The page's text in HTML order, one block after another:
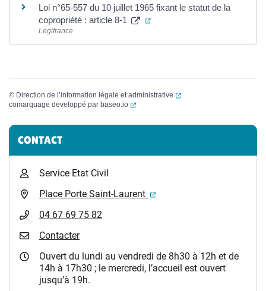
Loi n°65-557 du 10 juillet 1965 fixant le statut de la
copropriété : article 8-1
(ouverture dans un nouvel
Legifrance
© Direction de l’information légale et administrative
(ouverture dans un
comarquage developpé par baseo.io (ouverture dans un nouvel onglet)
Informations complémentaires
CONTACT
Service Etat Civil
Place Porte Saint-Laurent
(ouverture dans un
04 67 69 75 82
Contacter
Ouvert du lundi au vendredi de 8h30 à 12h et de
14h à 17h30 ; le mercredi, l’accueil est ouvert
jusqu’à 19h.